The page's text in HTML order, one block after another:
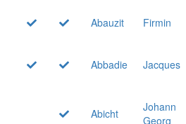
Abauzit
Firmin
Abbadie
Jacques
Abicht
Johann
Georg